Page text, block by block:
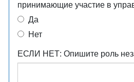
принимающие участие в
Да
Нет
ЕСЛИ НЕТ: Опишите роль